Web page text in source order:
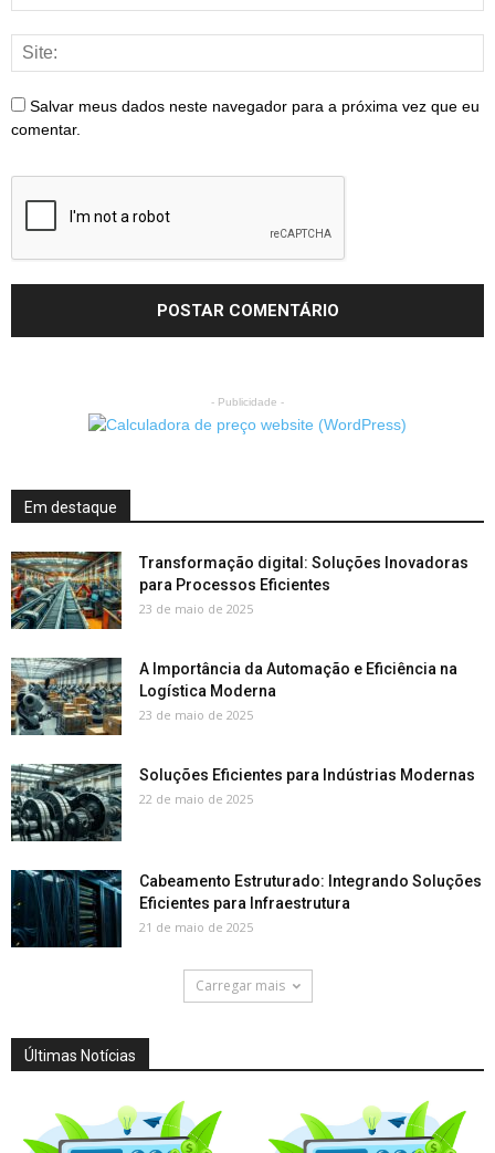
Salvar meus dados neste navegador para a próxima vez que eu
comentar.
- Publicidade -
Em destaque
Transformação digital: Soluções Inovadoras
para Processos Eficientes
23 de maio de 2025
A Importância da Automação e Eficiência na
Logística Moderna
23 de maio de 2025
Soluções Eficientes para Indústrias Modernas
22 de maio de 2025
Cabeamento Estruturado: Integrando Soluções
Eficientes para Infraestrutura
21 de maio de 2025
Carregar mais
Últimas Notícias